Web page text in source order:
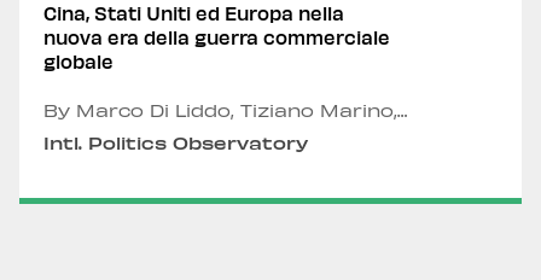
Cina, Stati Uniti ed Europa nella
nuova era della guerra commerciale
globale
By Marco Di Liddo, Tiziano Marino,
Intl. Politics Observatory